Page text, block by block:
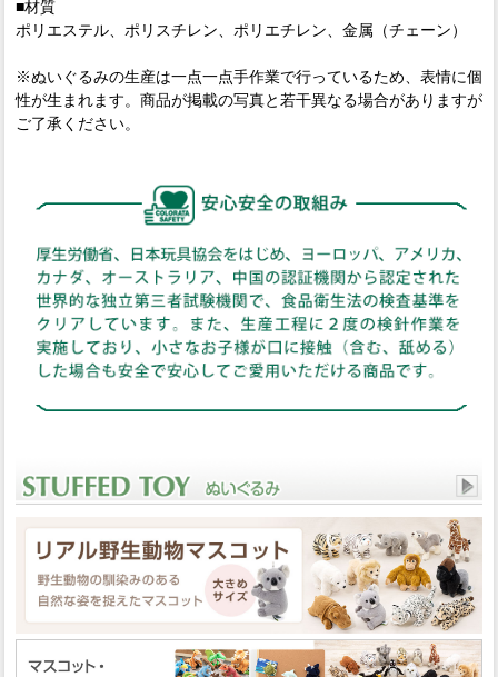
■材質
ポリエステル、ポリスチレン、ポリエチレン、金属（チェーン）
※ぬいぐるみの生産は一点一点手作業で行っているため、表情に個
性が生まれます。商品が掲載の写真と若干異なる場合がありますが
ご了承ください。